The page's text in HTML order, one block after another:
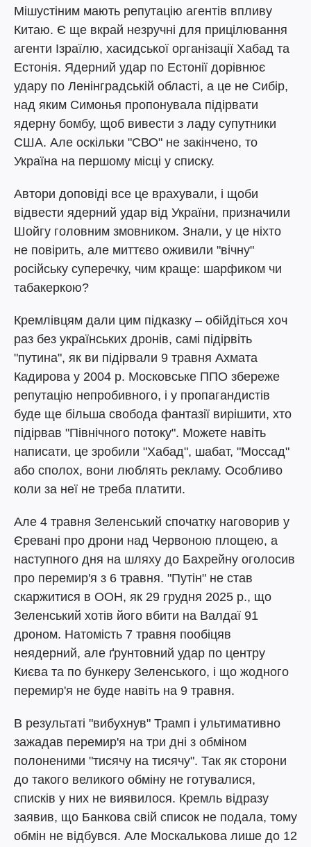
Мішустіним мають репутацію агентів впливу
Китаю. Є ще вкрай незручні для прицілювання
агенти Ізраїлю, хасидської організації Хабад та
Естонія. Ядерний удар по Естонії дорівнює
удару по Ленінградській області, а це не Сибір,
над яким Симонья пропонувала підірвати
ядерну бомбу, щоб вивести з ладу супутники
США. Але оскільки "СВО" не закінчено, то
Україна на першому місці у списку.
Автори доповіді все це врахували, і щоби
відвести ядерний удар від України, призначили
Шойгу головним змовником. Знали, у це ніхто
не повірить, але миттєво оживили "вічну"
російську суперечку, чим краще: шарфиком чи
табакеркою?
Кремлівцям дали цим підказку – обійдіться хоч
раз без українських дронів, самі підірвіть
"путина", як ви підірвали 9 травня Ахмата
Кадирова у 2004 р. Московське ППО збереже
репутацію непробивного, і у пропагандистів
буде ще більша свобода фантазії вирішити, хто
підірвав "Північного потоку". Можете навіть
написати, це зробили "Хабад", шабат, "Моссад"
або сполох, вони люблять рекламу. Особливо
коли за неї не треба платити.
Але 4 травня Зеленський спочатку наговорив у
Єревані про дрони над Червоною площею, а
наступного дня на шляху до Бахрейну оголосив
про перемир'я з 6 травня. "Путін" не став
скаржитися в ООН, як 29 грудня 2025 р., що
Зеленський хотів його вбити на Валдаї 91
дроном. Натомість 7 травня пообіцяв
неядерний, але ґрунтовний удар по центру
Києва та по бункеру Зеленського, і що жодного
перемир'я не буде навіть на 9 травня.
В результаті "вибухнув" Трамп і ультимативно
зажадав перемир'я на три дні з обміном
полоненими "тисячу на тисячу". Так як сторони
до такого великого обміну не готувалися,
списків у них не виявилося. Кремль відразу
заявив, що Банкова свій список не подала, тому
обмін не відбувся. Але Москалькова лише до 12